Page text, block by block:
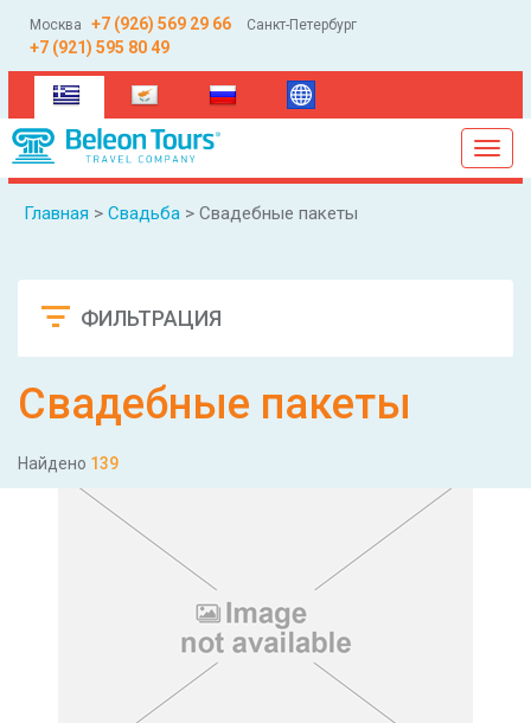
Москва +7 (926) 569 29 66 Санкт-Петербург
+7 (921) 595 80 49
(current)
Главная > Свадьба > Свадебные пакеты
ФИЛЬТРАЦИЯ
Свадебные пакеты
Найдено 139